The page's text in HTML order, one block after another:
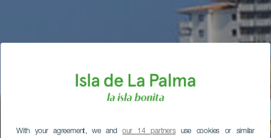
With your agreement, we andour 14 partnersuse cookies or similar